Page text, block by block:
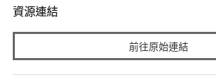
資源連結
前往原始連結